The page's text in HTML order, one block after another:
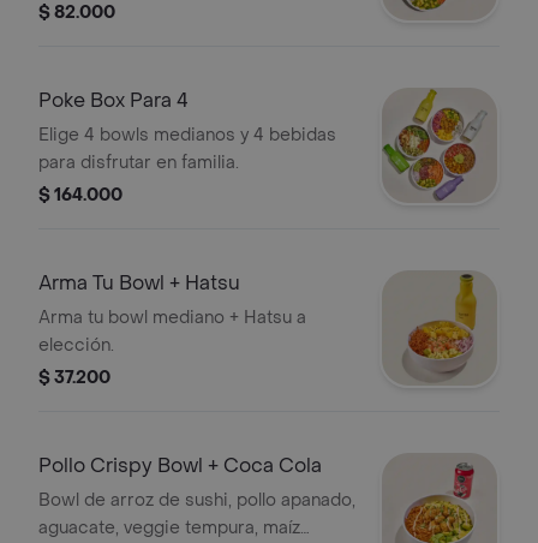
$ 82.000
Poke Box Para 4
Elige 4 bowls medianos y 4 bebidas
para disfrutar en familia.
$ 164.000
Arma Tu Bowl + Hatsu
Arma tu bowl mediano + Hatsu a
elección.
$ 37.200
Pollo Crispy Bowl + Coca Cola
Bowl de arroz de sushi, pollo apanado,
aguacate, veggie tempura, maíz